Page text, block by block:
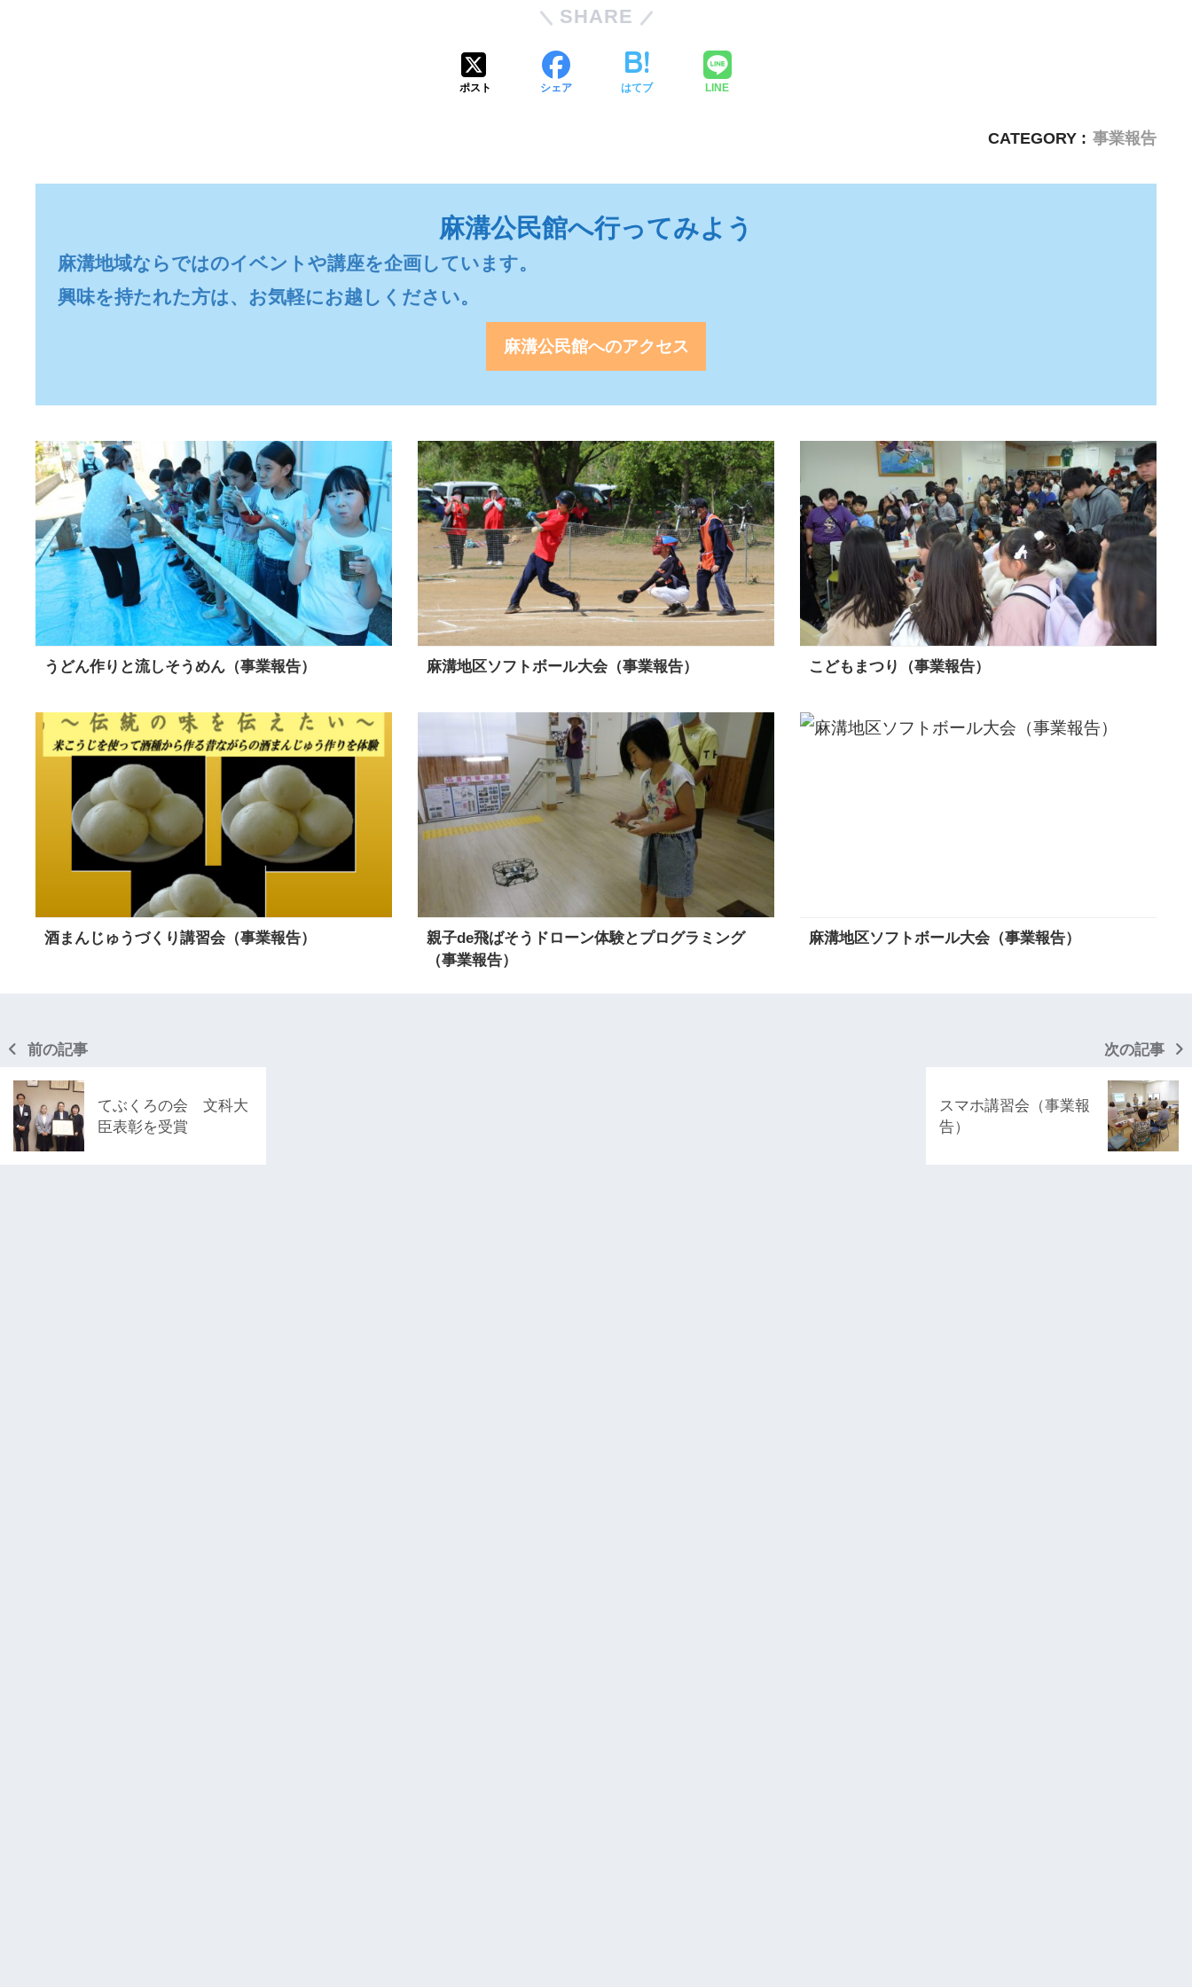
SHARE
ポスト シェア はてブ LINE
CATEGORY : 事業報告
麻溝公民館へ行ってみよう
麻溝地域ならではのイベントや講座を企画しています。
興味を持たれた方は、お気軽にお越しください。
麻溝公民館へのアクセス
うどん作りと流しそうめん（事業報告） 麻溝地区ソフトボール大会（事業報告） こどもまつり（事業報告）
酒まんじゅうづくり講習会（事業報告）
親子de飛ばそうドローン体験とプログラミング
（事業報告）
麻溝地区ソフトボール大会（事業報告）
前の記事
てぶくろの会 文科大
臣表彰を受賞
次の記事
スマホ講習会（事業報
告）